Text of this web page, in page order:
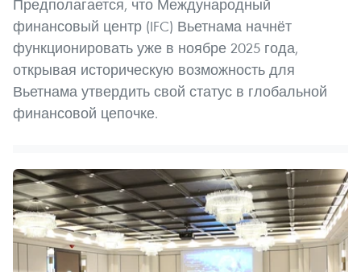
Предполагается, что Международный
финансовый центр (IFC) Вьетнама начнёт
функционировать уже в ноябре 2025 года,
открывая историческую возможность для
Вьетнама утвердить свой статус в глобальной
финансовой цепочке.